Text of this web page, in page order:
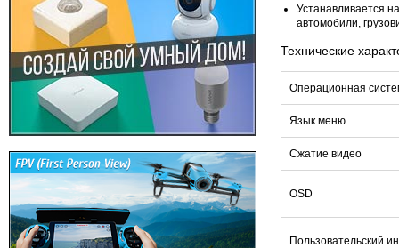
Устанавливается
автомобили,
Технические
Операционная
Язык меню
Сжатие видео
OSD
Пользовательский